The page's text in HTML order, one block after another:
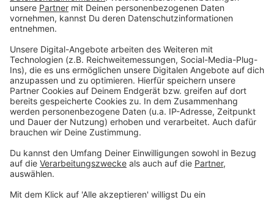
für einen Einsatz.
Anzeige
Anpfiff und Live-Berichterstattung
Anzeige
Anpfiff in Hannover ist am Samstag um 13 Uhr.
Antenne Düsseldorf wird wie gewohnt live vom Spiel
berichten und die Fans über alle wichtigen Ereignisse
auf dem Laufenden halten.